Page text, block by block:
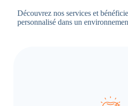
Découvrez nos services et
personnalisé dans un